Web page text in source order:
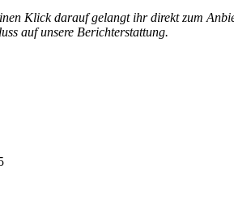
Klick darauf gelangt ihr direkt zum
auf unsere Berichterstattung.